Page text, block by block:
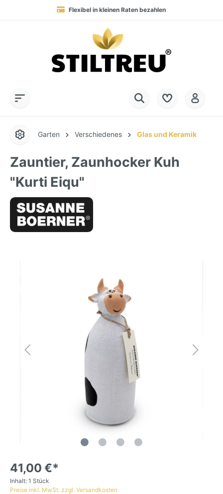
Blitzversand in 1-2 Werktagen nach DE, AT & NL
+49 (0) 28 32 - 408 990 0
Dauerhaft hohe Warenverfügbarkeit
SSL-verschlüsselt online einkaufen
Garten Verschiedenes Glas und Keramik
Zauntier, Zaunhocker Kuh
"Kurti Eiqu"
41,00 €*
Inhalt: 1 Stück
Preise inkl. MwSt. zzgl. Versandkosten